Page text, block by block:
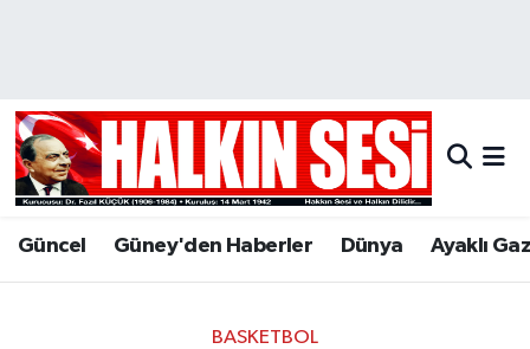
Güncel Güney'den Haberler Dünya Ayaklı
BASKETBOL
Hava Durumu
Trafik Durumu